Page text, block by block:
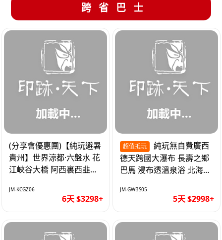
跨省巴士
(分享會優惠團)【純玩避暑
貴州】世界涼都·六盤水 花
江峽谷大橋 阿西裏西韭菜
JM-KCGZ06
6天 $3298+
超值抵玩
德天跨國大瀑布 長壽之鄉
巴馬 浸布透溫泉浴 北海銀
JM-GWBS05
5天 $2998+